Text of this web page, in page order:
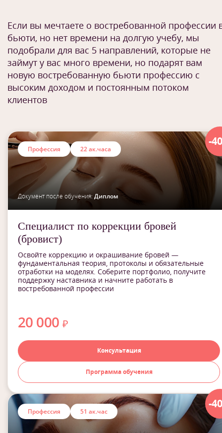
Если вы мечтаете о востребованной профессии
бьюти, но нет времени на долгую учебу, мы
подобрали для вас 5 направлений, которые не
займут у вас много времени, но подарят вам
новую востребованную бьюти профессию с
высоким доходом и постоянным потоком
клиентов
-
Профессия 22 ак.часа
Документ после обучения: Диплом
Специалист по коррекции бровей
(бровист)
Освойте коррекцию и окрашивание бровей —
фундаментальная теория, протоколы и обязательные
отработки на моделях. Соберите портфолио, получите
поддержку наставника и начните работать в
востребованной профессии
20 000₽
Консультация
Программа обучения
-
Профессия 51 ак.час